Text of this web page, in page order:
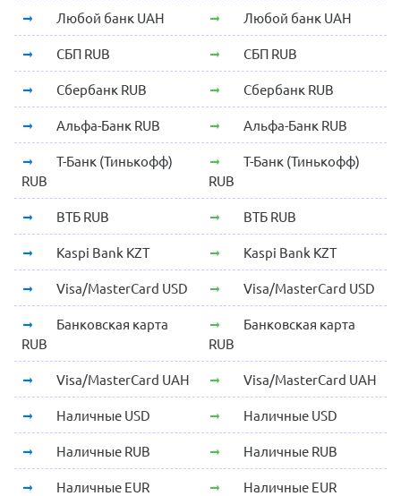
Любой банк UAH Любой банк UAH
СБП RUB СБП RUB
Сбербанк RUB Сбербанк RUB
Альфа-Банк RUB Альфа-Банк RUB
Т-Банк (Тинькофф)
RUB
Т-Банк (Тинькофф)
RUB
ВТБ RUB ВТБ RUB
Kaspi Bank KZT Kaspi Bank KZT
Visa/MasterCard USD Visa/MasterCard USD
Банковская карта
RUB
Банковская карта
RUB
Visa/MasterCard UAH Visa/MasterCard UAH
Наличные USD Наличные USD
Наличные RUB Наличные RUB
Наличные EUR Наличные EUR